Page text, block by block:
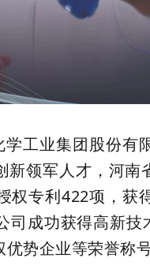
工业集团股份有
新领军人才，河
权专利422项，
司成功获得高新
势企业等荣誉称